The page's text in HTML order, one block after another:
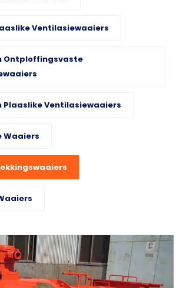
Ventilasiewaaiers
Ontploffingsvaste
Plaaslike Ventilasiewaaiers
Waaiers